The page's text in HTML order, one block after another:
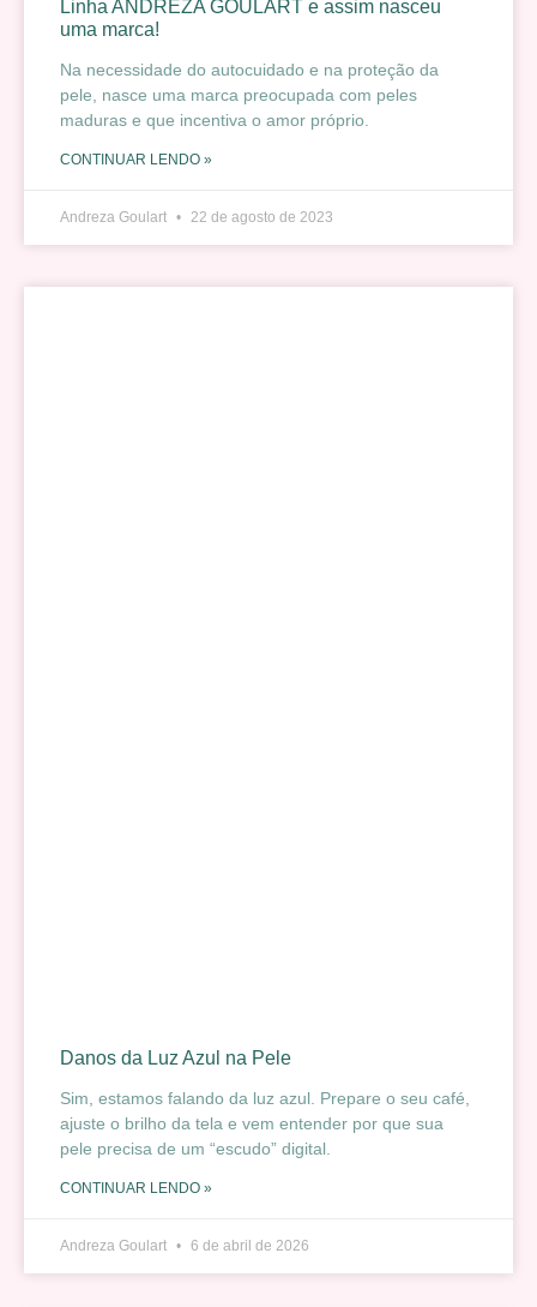
Linha ANDREZA GOULART e assim nasceu
uma marca!
Na necessidade do autocuidado e na proteção da
pele, nasce uma marca preocupada com peles
maduras e que incentiva o amor próprio.
CONTINUAR LENDO »
Andreza Goulart 22 de agosto de 2023
Danos da Luz Azul na Pele
Sim, estamos falando da luz azul. Prepare o seu café,
ajuste o brilho da tela e vem entender por que sua
pele precisa de um “escudo” digital.
CONTINUAR LENDO »
Andreza Goulart 6 de abril de 2026